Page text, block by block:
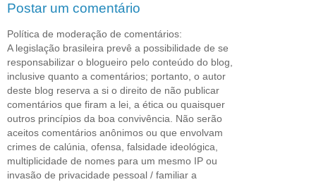
Postar um comentário
Política de moderação de comentários:
A legislação brasileira prevê a possibilidade de se
responsabilizar o blogueiro pelo conteúdo do blog,
inclusive quanto a comentários; portanto, o autor
deste blog reserva a si o direito de não publicar
comentários que firam a lei, a ética ou quaisquer
outros princípios da boa convivência. Não serão
aceitos comentários anônimos ou que envolvam
crimes de calúnia, ofensa, falsidade ideológica,
multiplicidade de nomes para um mesmo IP ou
invasão de privacidade pessoal / familiar a